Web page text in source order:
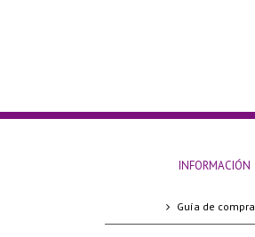
INFORMACIÓN
Guía de compra